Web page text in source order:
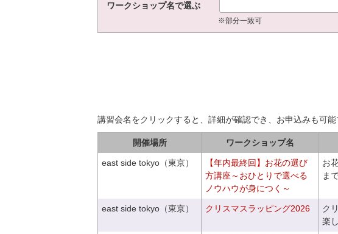
ワークショップ名で選ぶ
※部分一致可
講習会名をクリックすると、詳細が確認でき、お申込みも可能
開催場所 ワークショップ名
east side tokyo（東京）
【年内最終回】お花の選び
方講座～おひとりで選べる
ノウハウが身につく～
お
ま
east side tokyo（東京） クリスマスラッピング2026
ク
楽